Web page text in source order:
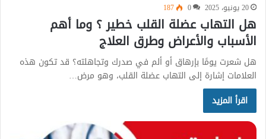
20 يونيو، 2025 0
187
هل التهاب عضلة القلب خطير ؟ وما أهم
الأسباب والأعراض وطرق العلاج
هل شعرت يومًا بإرهاق أو ألم في صدرك وتجاهلته؟ قد تكون هذه
العلامات إشارة إلى التهاب عضلة القلب، وهو مرض…
اقرأ المزيد